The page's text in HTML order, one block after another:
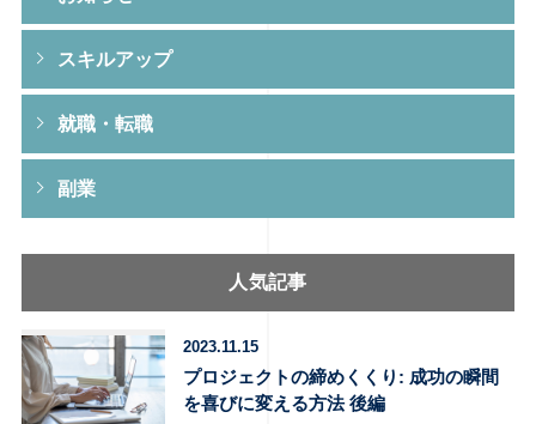
スキルアップ
就職・転職
副業
人気記事
2023.11.15
プロジェクトの締めくくり: 成功の瞬間
を喜びに変える方法 後編